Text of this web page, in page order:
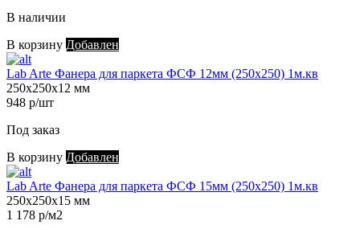
В наличии
В корзину Добавлен
Lab Arte Фанера для паркета ФСФ 12мм (250х250) 1м.кв
250х250х12 мм
948 р/шт
Под заказ
В корзину Добавлен
Lab Arte Фанера для паркета ФСФ 15мм (250х250) 1м.кв
250х250х15 мм
1 178 р/м2